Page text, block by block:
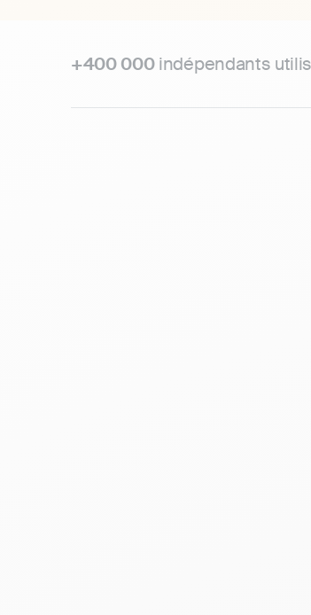
+400 000indépendants